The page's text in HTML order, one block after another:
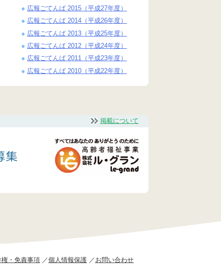
広報ごてんば 2015（平成27年度）
広報ごてんば 2014（平成26年度）
広報ごてんば 2013（平成25年度）
広報ごてんば 2012（平成24年度）
広報ごてんば 2011（平成23年度）
広報ごてんば 2010（平成22年度）
掲載について
・免責事項 個人情報保護 お問い合わせ